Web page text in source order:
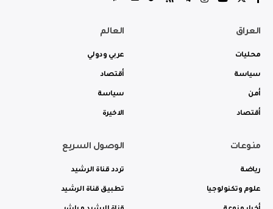
العراق
محليات
سياسة
أمن
أقتصاد
العالم
عربي ودولي
أقتصاد
سياسة
الاخيرة
منوعات
رياضة
علوم وتكنولوجيا
الوصول السريع
تردد قناة الرشيد
تطبيق قناة الرشيد